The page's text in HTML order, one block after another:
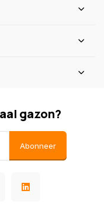
gazon?
Abonneer